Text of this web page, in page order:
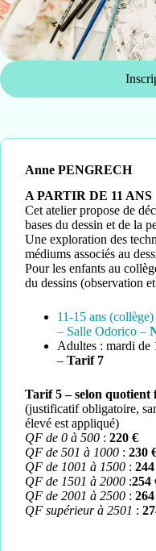
Anne PENGRECH
A PARTIR DE 11 ANS
Cet atelier propose de
bases du dessin et de la
Une exploration des
médiums associés au
Pour les enfants au
du dessins (observation
11-15 ans
– Salle Odorico –
Adultes : mardi de
– Tarif 7
Tarif 5 – selon quotient
(justificatif obligatoire,
élevé est appliqué)
QF de 0 à 500 : 220 €
QF de 501 à 1000 : 230
QF de 1001 à 1500 :
QF de 1501 à 2000 :254
QF de 2001 à 2500 :
QF supérieur à 2501 :